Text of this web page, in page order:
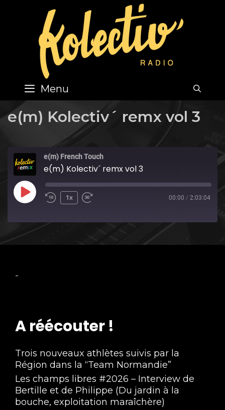
content
Menu
e(m) Kolectiv´ remx vol 3
e(m) French Touch
e(m) Kolectiv´ remx vol 3
Play
1x 00:00 / 2:03:04
-
A réécouter !
Trois nouveaux athlètes suivis par la
Région dans la “Team Normandie”
Les champs libres #2026 – Interview de
Bertille et de Philippe (Du jardin à la
bouche, exploitation maraîchère)